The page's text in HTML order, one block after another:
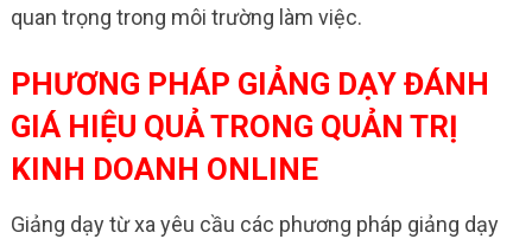
quan trọng trong môi trường làm việc.
PHƯƠNG PHÁP GIẢNG DẠY ĐÁNH
GIÁ HIỆU QUẢ TRONG QUẢN TRỊ
KINH DOANH ONLINE
Giảng dạy từ xa yêu cầu các phương pháp giảng dạy